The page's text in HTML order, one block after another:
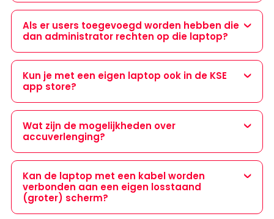
Als er users toegevoegd worden hebben die
dan administrator rechten op die laptop?
Kun je met een eigen laptop ook in de KSE
app store?
Wat zijn de mogelijkheden over
accuverlenging?
Kan de laptop met een kabel worden
verbonden aan een eigen losstaand
(groter) scherm?